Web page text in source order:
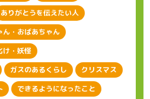
ありがとうを伝えたい人
ん・おばあちゃん
け・妖怪
ガスのあるくらし
クリスマス
できるようになったこと